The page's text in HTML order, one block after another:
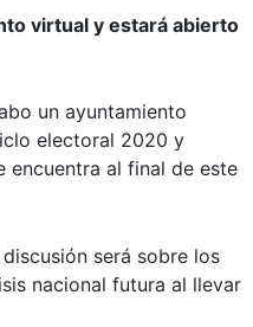
virtual y estará abierto
un ayuntamiento
electoral 2020 y
encuentra al final de este
será sobre los
nacional futura al llevar